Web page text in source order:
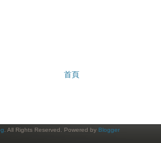
首頁
. All Rights Reserved. Powered by Blogger